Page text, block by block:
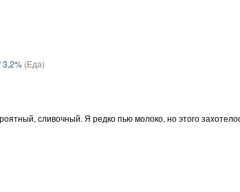
3,2% (Еда)
сливочный. Я редко пью молоко, но этого